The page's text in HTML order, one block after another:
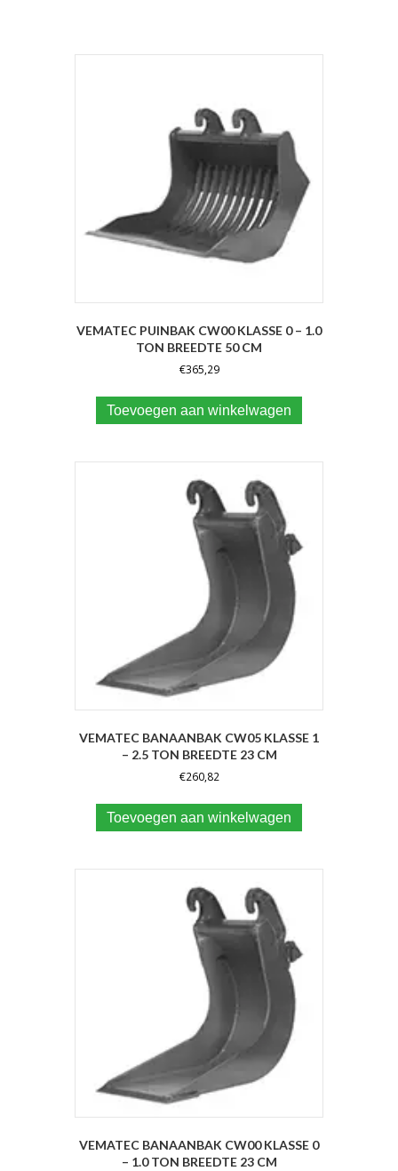
VEMATEC PUINBAK CW00 KLASSE 0 – 1.0
TON BREEDTE 50 CM
€365,29
Toevoegen aan winkelwagen
VEMATEC BANAANBAK CW05 KLASSE 1
– 2.5 TON BREEDTE 23 CM
€260,82
Toevoegen aan winkelwagen
VEMATEC BANAANBAK CW00 KLASSE 0
– 1.0 TON BREEDTE 23 CM